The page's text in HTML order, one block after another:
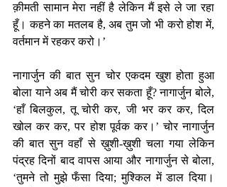
क़ीमती सामान मेरा नहीं है लेकिन मैं इसे ले जा रहा
हूँ। कहने का मतलब है, अब तुम जो भी करो होश में,
वर्तमान में रहकर करो।’
नागार्जुन की बात सुन चोर एकदम खुश होता हुआ
बोला याने अब मैं चोरी कर सकता हूँ? नागार्जुन बोले,
‘हाँ बिलकुल, तू चोरी कर, जी भर कर कर, दिल
खोल कर कर, पर होश पूर्वक कर।’ चोर नागार्जुन
की बात सुन वहाँ से ख़ुशी-ख़ुशी चला गया लेकिन
पंद्रह दिनों बाद वापस आया और नागार्जुन से बोला,
‘तुमने तो मुझे फँसा दिया; मुश्किल में डाल दिया।